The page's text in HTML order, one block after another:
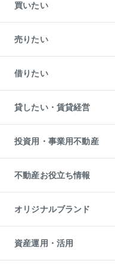
買いたい
新築・分譲マンションの購入
中古マンションの購入
一戸建ての購入
中古一戸建ての購入
不動産購入の流れ
注目キーワード物件特集
購入ガイド
English 繁体中文簡体中文
売りたい
一戸建ての売却・査定
土地の売却・査定
スピードAI査定
不動産査定について
不動産売却の流れ
不動産買換えの流れ
売却ガイド
借りたい
オフィス・店舗の賃貸
借りるときの流れ
借りるガイド
貸したい・賃貸経営
マンション賃料データ
賃貸管理プラン
リロケーションについて
貸すガイド
投資用・事業用不動産
事業用不動産
マンション投資
投資用マンション
アパート経営
収益物件
ビル購入（ビル一棟）
投資用不動産の売却査定
事業用不動産の売却査定
不動産お役立ち情報
マンションライブラリー
人気マンションランキング
暮らしに役立つ不動産メディ
不動産相場・不動産価格情報
オリジナルブランド
一棟リノベーションマンション
L`GENTE（ルジェンテ）
区分リノベーションマンショ
資産運用・活用